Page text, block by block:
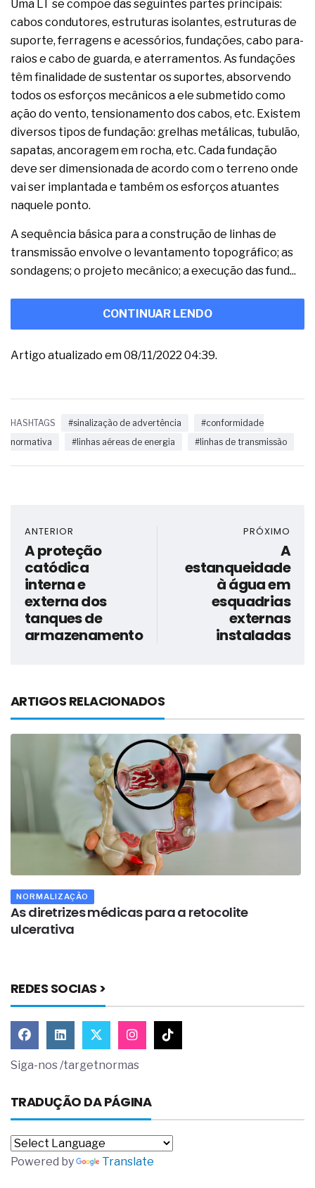
Uma LT se compõe das seguintes partes principais:
cabos condutores, estruturas isolantes, estruturas de
suporte, ferragens e acessórios, fundações, cabo para-
raios e cabo de guarda, e aterramentos. As fundações
têm finalidade de sustentar os suportes, absorvendo
todos os esforços mecânicos a ele submetido como
ação do vento, tensionamento dos cabos, etc. Existem
diversos tipos de fundação: grelhas metálicas, tubulão,
sapatas, ancoragem em rocha, etc. Cada fundação
deve ser dimensionada de acordo com o terreno onde
vai ser implantada e também os esforços atuantes
naquele ponto.
A sequência básica para a construção de linhas de
transmissão envolve o levantamento topográfico; as
sondagens; o projeto mecânico; a execução das fund...
CONTINUAR LENDO
Artigo atualizado em 08/11/2022 04:39.
HASHTAGS #sinalização de advertência
#conformidade
normativa
#linhas aéreas de energia #linhas de transmissão
ANTERIOR
A proteção
catódica
interna e
externa dos
tanques de
armazenamento
PRÓXIMO
A
estanqueidade
à água em
esquadrias
externas
instaladas
ARTIGOS RELACIONADOS
NORMALIZAÇÃO
As diretrizes médicas para a retocolite
ulcerativa
REDES SOCIAS >
Siga-nos /targetnormas
TRADUÇÃO DA PÁGINA
Powered by Translate